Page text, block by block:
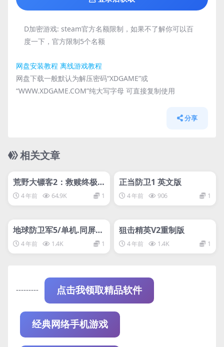
D加密游戏: steam官方名额限制，如果不了解你可以百
度一下，官方限制5个名额
网盘安装教程 离线游戏教程
网盘下载一般默认为解压密码“XDGAME”或
“WWW.XDGAME.COM”纯大写字母 可直接复制使用
分享
相关文章
网盘下载游戏
荒野大镖客2：救赎终极
版/Red Dead Redempti
on 2: Ultimate Edition
4 年前 64.9K 1
网盘下载游戏
正当防卫1 英文版
4 年前 906 1
网盘下载游戏
地球防卫军5/单机.同屏联
机 4 年前 1.4K 1
网盘下载游戏
狙击精英V2重制版
4 年前 1.4K 1
--------- 点击我领取精品软件
经典网络手机游戏